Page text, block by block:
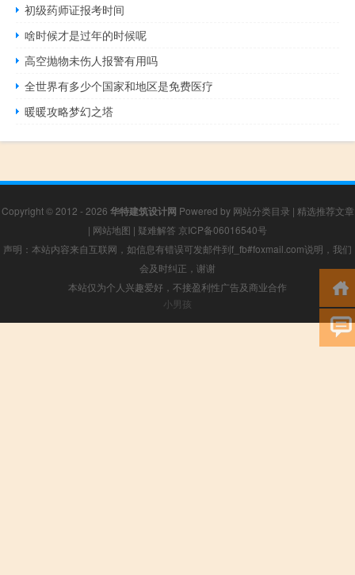
初级药师证报考时间
啥时候才是过年的时候呢
高空抛物未伤人报警有用吗
全世界有多少个国家和地区是免费医疗
暖暖攻略梦幻之塔
Copyright © 2012 - 2026 华特建筑设计网 Powered by 网站分类目录 | 精选推荐文章
| 网站地图 | 疑难解答 京ICP备06016540号
声明：本站内容来自互联网，如信息有错误可发邮件到f_fb#foxmail.com说明，我们
会及时纠正，谢谢
本站仅为个人兴趣爱好，不接盈利性广告及商业合作
小男孩